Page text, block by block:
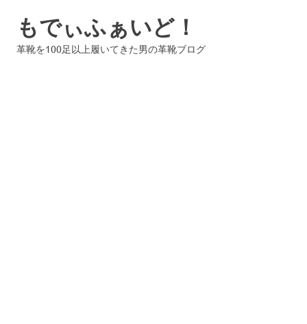
もでぃふぁいど！
革靴を100足以上履いてきた男の革靴ブログ